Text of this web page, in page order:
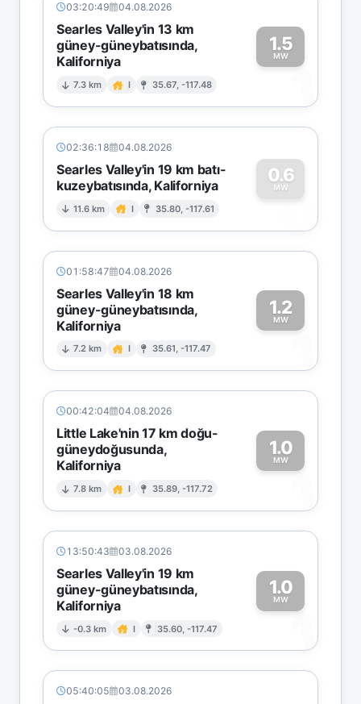
03:20:49 04.08.2026
Searles Valley'in 13 km
güney-güneybatısında,
Kaliforniya
7.3 km I 35.67, -117.48
1.5
MW
1
02:36:18 04.08.2026
Searles Valley'in 19 km batı-
kuzeybatısında, Kaliforniya
11.6 km I 35.80, -117.61
0.6
MW
0
01:58:47 04.08.2026
Searles Valley'in 18 km
güney-güneybatısında,
Kaliforniya
7.2 km I 35.61, -117.47
1.2
MW
1
00:42:04 04.08.2026
Little Lake'nin 17 km doğu-
güneydoğusunda,
Kaliforniya
7.8 km I 35.89, -117.72
1.0
MW
1
13:50:43 03.08.2026
Searles Valley'in 19 km
güney-güneybatısında,
Kaliforniya
-0.3 km I 35.60, -117.47
1.0
MW
1
05:40:05 03.08.2026